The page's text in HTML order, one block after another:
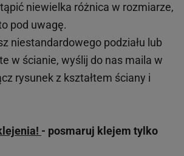
niewielka różnica w rozmiarze,
pod uwagę.
niestandardowego podziału lub
w ścianie, wyślij do nas maila w
rysunek z kształtem ściany i
- posmaruj klejem tylko